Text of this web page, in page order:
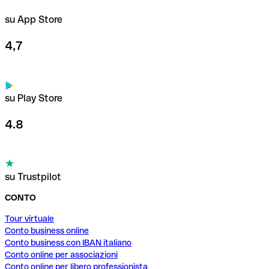
su App Store
4,7
su Play Store
4.8
su Trustpilot
CONTO
Tour virtuale
Conto business online
Conto business con IBAN italiano
Conto online per associazioni
Conto online per libero professionista